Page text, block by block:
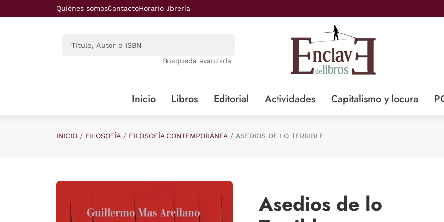
Saltar al contenido principal
Quiénes somosContactoHorario librería
Búsqueda avanzada
Inicio Libros Editorial Actividades Capitalismo y locura
INICIO FILOSOFÍA FILOSOFÍA CONTEMPORÁNEA ASEDIOS DE LO TERRIBLE
Asedios de lo